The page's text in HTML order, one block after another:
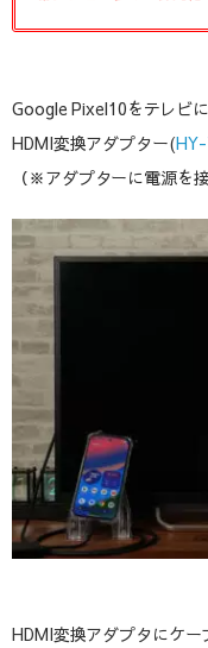
Google Pixel10をテレビ
HDMI変換アダプター(
（※アダプターに電源を
HDMI変換アダプタにケ